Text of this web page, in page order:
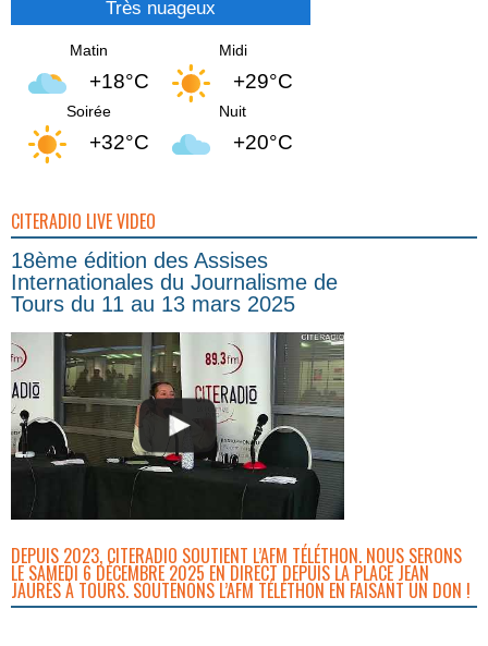
Très nuageux
Matin
+18°C
Midi
+29°C
Soirée
+32°C
Nuit
+20°C
CITERADIO LIVE VIDEO
18ème édition des Assises
Internationales du Journalisme de
Tours du 11 au 13 mars 2025
DEPUIS 2023, CITERADIO SOUTIENT L’AFM TÉLÉTHON. NOUS SERONS
LE SAMEDI 6 DÉCEMBRE 2025 EN DIRECT DEPUIS LA PLACE JEAN
JAURÈS À TOURS. SOUTENONS L’AFM TÉLÉTHON EN FAISANT UN DON !